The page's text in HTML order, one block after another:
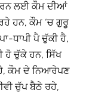
ਲਈ ਕੌਮ ਦੀਆਂ
ਹਨ, ਕੌਮ ‘ਚ ਗੁਰੂ
ਧਾਪੀ ਪੈ ਚੁੱਕੀ ਹੈ,
ਹੋ ਚੁੱਕੇ ਹਨ, ਸਿੱਖ
ਕੌਮ ਦੇ ਨਿਆਰੇਪਣ
ਚੁੱਪ ਬੈਠੇ ਰਹੇ,